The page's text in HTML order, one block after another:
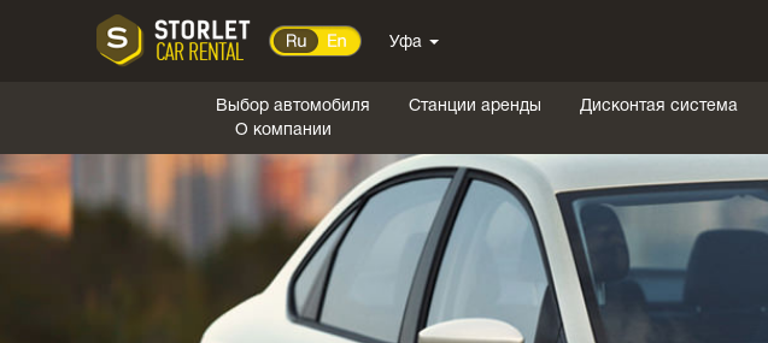
Уфа
Выбор автомобиля Станции аренды Дисконтая система
О компании